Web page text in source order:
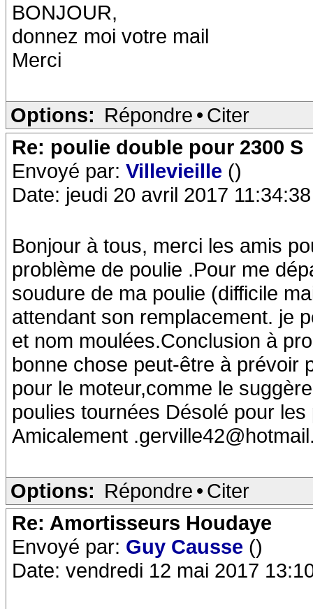
BONJOUR,
donnez moi votre mail
Merci
Options: Répondre • Citer
Re: poulie double pour 2300 S
Envoyé par: Villevieille ()
Date: jeudi 20 avril 2017 11:34:38
Bonjour à tous, merci les amis
problème de poulie .Pour me
soudure de ma poulie (difficile
attendant son remplacement. je
et nom moulées.Conclusion à
bonne chose peut-être à prévoir
pour le moteur,comme le
poulies tournées Désolé pour
Amicalement
Options: Répondre • Citer
Re: Amortisseurs Houdaye
Envoyé par: Guy Causse ()
Date: vendredi 12 mai 2017